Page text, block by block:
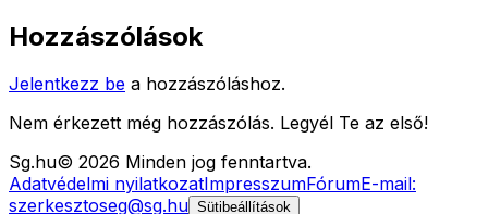
Hozzászólások
Jelentkezz be a hozzászóláshoz.
Nem érkezett még hozzászólás. Legyél Te az első!
Sg.hu© 2026 Minden jog fenntartva.
Adatvédelmi nyilatkozatImpresszumFórumE-mail:
szerkesztoseg@sg.hu Sütibeállítások